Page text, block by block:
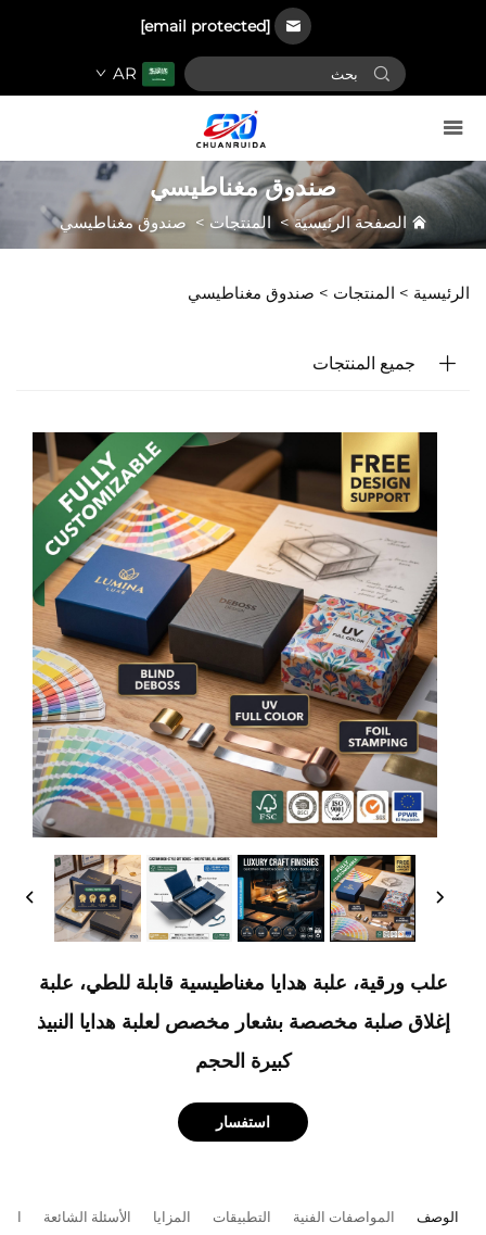
[email protected]
AR
صندوق مغناطيسي
الصفحة الرئيسية> المنتجات > صندوق مغناطيسي
الرئيسية > المنتجات > صندوق مغناطيسي
جميع المنتجات
علب ورقية، علبة هدايا مغناطيسية قابلة للطي، علبة
إغلاق صلبة مخصصة بشعار مخصص لعلبة هدايا النبيذ
كبيرة الحجم
استفسار
الوصف المواصفات الفنية التطبيقات المزايا الأسئلة الشائعة